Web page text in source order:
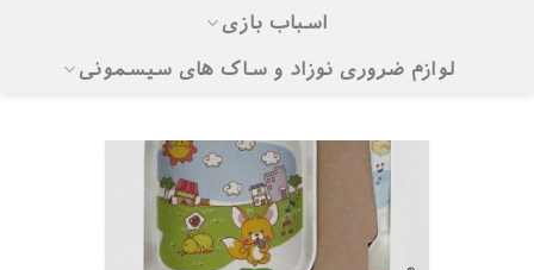
اسباب بازی
لوازم ضروری نوزاد و ساک های سیسمونی